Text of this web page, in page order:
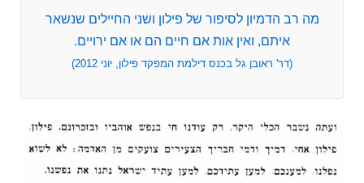
מה רב הדמיון לסיפור של פילון ושני החיילים שנשאר
איתם, ואין אות אם חיים הם או אם ירויים.
(דר' ראובן גל בכנס דילמת המפקד פילון, יוני 2012)